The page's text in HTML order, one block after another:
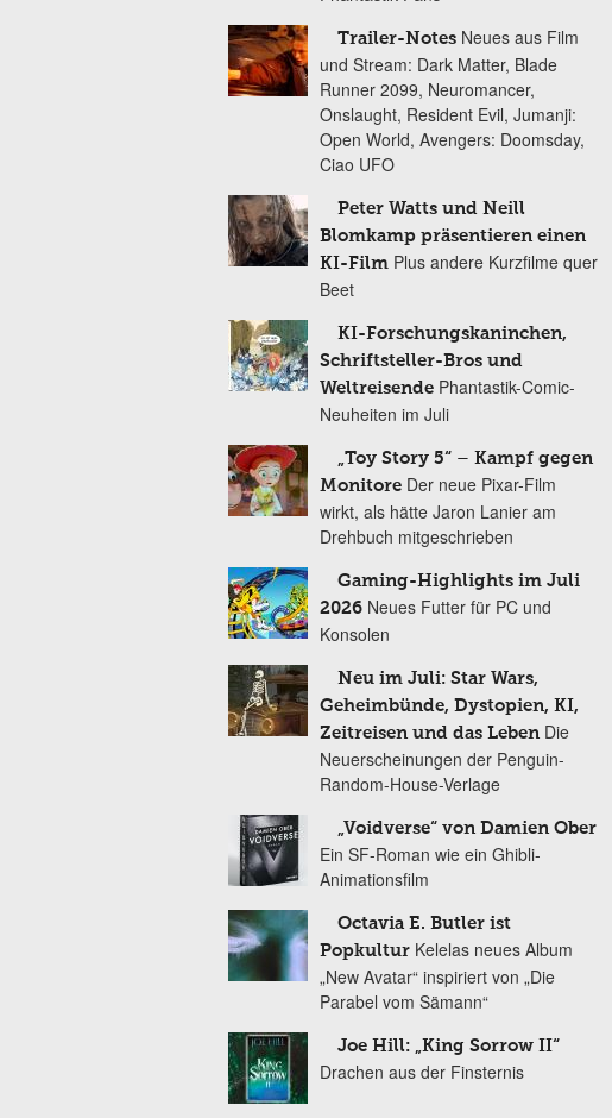
Trailer-Notes Neues aus Film
und Stream: Dark Matter, Blade
Runner 2099, Neuromancer,
Onslaught, Resident Evil, Jumanji:
Open World, Avengers: Doomsday,
Ciao UFO
Peter Watts und Neill
Blomkamp präsentieren einen
KI-Film Plus andere Kurzfilme quer
Beet
KI-Forschungskaninchen,
Schriftsteller-Bros und
Weltreisende Phantastik-Comic-
Neuheiten im Juli
„Toy Story 5“ – Kampf gegen
Monitore Der neue Pixar-Film
wirkt, als hätte Jaron Lanier am
Drehbuch mitgeschrieben
Gaming-Highlights im Juli
2026 Neues Futter für PC und
Konsolen
Neu im Juli: Star Wars,
Geheimbünde, Dystopien, KI,
Zeitreisen und das Leben Die
Neuerscheinungen der Penguin-
Random-House-Verlage
„Voidverse“ von Damien Ober
Ein SF-Roman wie ein Ghibli-
Animationsfilm
Octavia E. Butler ist
Popkultur Kelelas neues Album
„New Avatar“ inspiriert von „Die
Parabel vom Sämann“
Joe Hill: „King Sorrow II“
Drachen aus der Finsternis